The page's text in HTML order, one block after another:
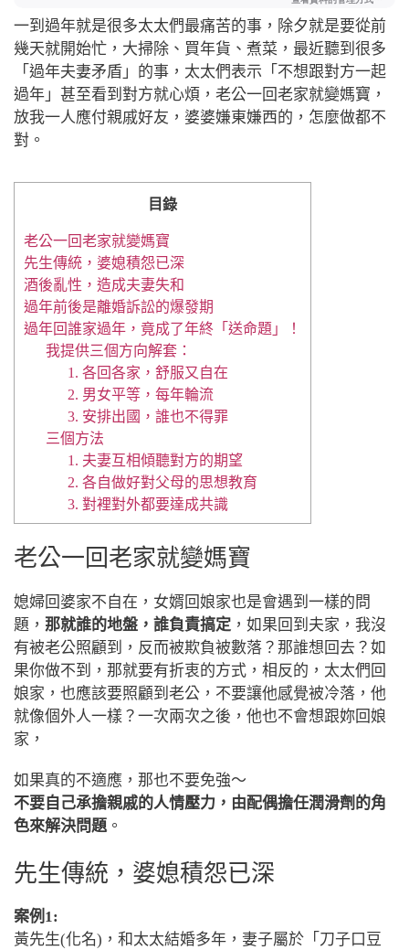
一到過年就是很多太太們最痛苦的事，除夕就是要從前
幾天就開始忙，大掃除、買年貨、煮菜，最近聽到很多
「過年夫妻矛盾」的事，太太們表示「不想跟對方一起
過年」甚至看到對方就心煩，老公一回老家就變媽寶，
放我一人應付親戚好友，婆婆嫌東嫌西的，怎麼做都不
對 。
目錄
老公一回老家就變媽寶
先生傳統，婆媳積怨已深
酒後亂性，造成夫妻失和
過年前後是離婚訴訟的爆發期
過年回誰家過年，竟成了年終「送命題」！
我提供三個方向解套：
1. 各回各家，舒服又自在
2. 男女平等，每年輪流
3. 安排出國，誰也不得罪
三個方法
1. 夫妻互相傾聽對方的期望
2. 各自做好對父母的思想教育
3. 對裡對外都要達成共識
老公一回老家就變媽寶
媳婦回婆家不自在，女婿回娘家也是會遇到一樣的問
題， 那就誰的地盤，誰負責搞定 ，如果回到夫家，我沒
有被老公照顧到，反而被欺負被數落？那誰想回去？如
果你做不到，那就要有折衷的方式，相反的，太太們回
娘家，也應該要照顧到老公，不要讓他感覺被冷落，他
就像個外人一樣？一次兩次之後，他也不會想跟妳回娘
家，
如果真的不適應，那也不要免強～
不要自己承擔親戚的人情壓力，由配偶擔任潤滑劑的角
色來解決問題 。
先生傳統，婆媳積怨已深
案例1:
黃先生(化名)，和太太結婚多年，妻子屬於「刀子口豆